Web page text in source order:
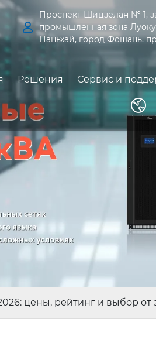

Проспект Шицзелан № 1,
промышленная зона
Наньхай, город Фошань,
Решения Сервис и

цены, рейтинг и выбор от